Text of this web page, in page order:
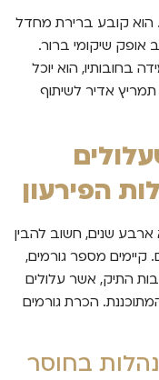
הוא קובע ברירת מחדל
אופק שיקומי ברור.
בחובותיו, הוא יוכל
אדיר לשיתוף
הפירעון
שנים, חשוב להבין
קיימים מספר גורמים,
התיק, אשר עלולים
הכרת גורמים
בחוסר